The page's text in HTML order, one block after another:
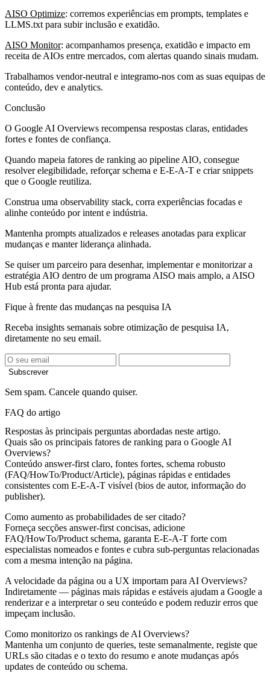
AISO Optimize: corremos experiências em prompts, templates e
LLMS.txt para subir inclusão e exatidão.
AISO Monitor: acompanhamos presença, exatidão e impacto em
receita de AIOs entre mercados, com alertas quando sinais mudam.
Trabalhamos vendor-neutral e integramo-nos com as suas equipas de
conteúdo, dev e analytics.
Conclusão
O Google AI Overviews recompensa respostas claras, entidades
fortes e fontes de confiança.
Quando mapeia fatores de ranking ao pipeline AIO, consegue
resolver elegibilidade, reforçar schema e E-E-A-T e criar snippets
que o Google reutiliza.
Construa uma observability stack, corra experiências focadas e
alinhe conteúdo por intent e indústria.
Mantenha prompts atualizados e releases anotadas para explicar
mudanças e manter liderança alinhada.
Se quiser um parceiro para desenhar, implementar e monitorizar a
estratégia AIO dentro de um programa AISO mais amplo, a AISO
Hub está pronta para ajudar.
Fique à frente das mudanças na pesquisa IA
Receba insights semanais sobre otimização de pesquisa IA,
diretamente no seu email.
Subscrever
Sem spam. Cancele quando quiser.
FAQ do artigo
Respostas às principais perguntas abordadas neste artigo.
Quais são os principais fatores de ranking para o Google AI
Overviews?
Conteúdo answer-first claro, fontes fortes, schema robusto
(FAQ/HowTo/Product/Article), páginas rápidas e entidades
consistentes com E-E-A-T visível (bios de autor, informação do
publisher).
Como aumento as probabilidades de ser citado?
Forneça secções answer-first concisas, adicione
FAQ/HowTo/Product schema, garanta E-E-A-T forte com
especialistas nomeados e fontes e cubra sub‑perguntas relacionadas
com a mesma intenção na página.
A velocidade da página ou a UX importam para AI Overviews?
Indiretamente — páginas mais rápidas e estáveis ajudam a Google a
renderizar e a interpretar o seu conteúdo e podem reduzir erros que
impeçam inclusão.
Como monitorizo os rankings de AI Overviews?
Mantenha um conjunto de queries, teste semanalmente, registe que
URLs são citadas e o texto do resumo e anote mudanças após
updates de conteúdo ou schema.